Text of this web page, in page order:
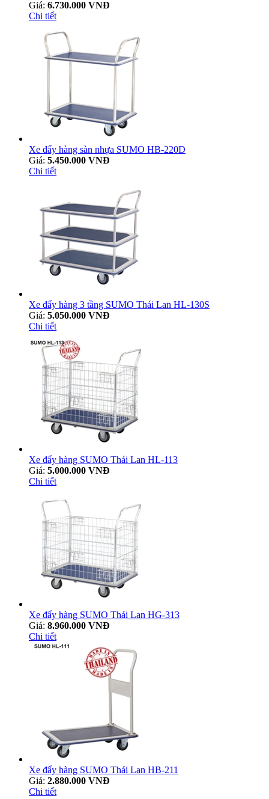
Giá: 6.730.000 VNĐ
Chi tiết
Xe đẩy hàng sàn nhựa SUMO HB-220D
Giá: 5.450.000 VNĐ
Chi tiết
Xe đẩy hàng 3 tầng SUMO Thái Lan HL-130S
Giá: 5.050.000 VNĐ
Chi tiết
Xe đẩy hàng SUMO Thái Lan HL-113
Giá: 5.000.000 VNĐ
Chi tiết
Xe đẩy hàng SUMO Thái Lan HG-313
Giá: 8.960.000 VNĐ
Chi tiết
Xe đẩy hàng SUMO Thái Lan HB-211
Giá: 2.880.000 VNĐ
Chi tiết